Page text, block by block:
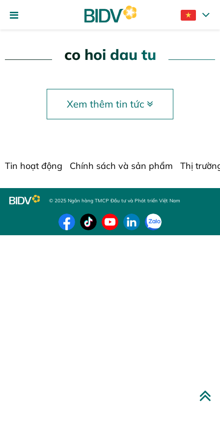
co hoi dau tu
Xem thêm tin tức
Tin hoạt động Chính sách và sản phẩm Thị
© 2025 Ngân hàng TMCP Đầu tư và Phát triển Việt Nam